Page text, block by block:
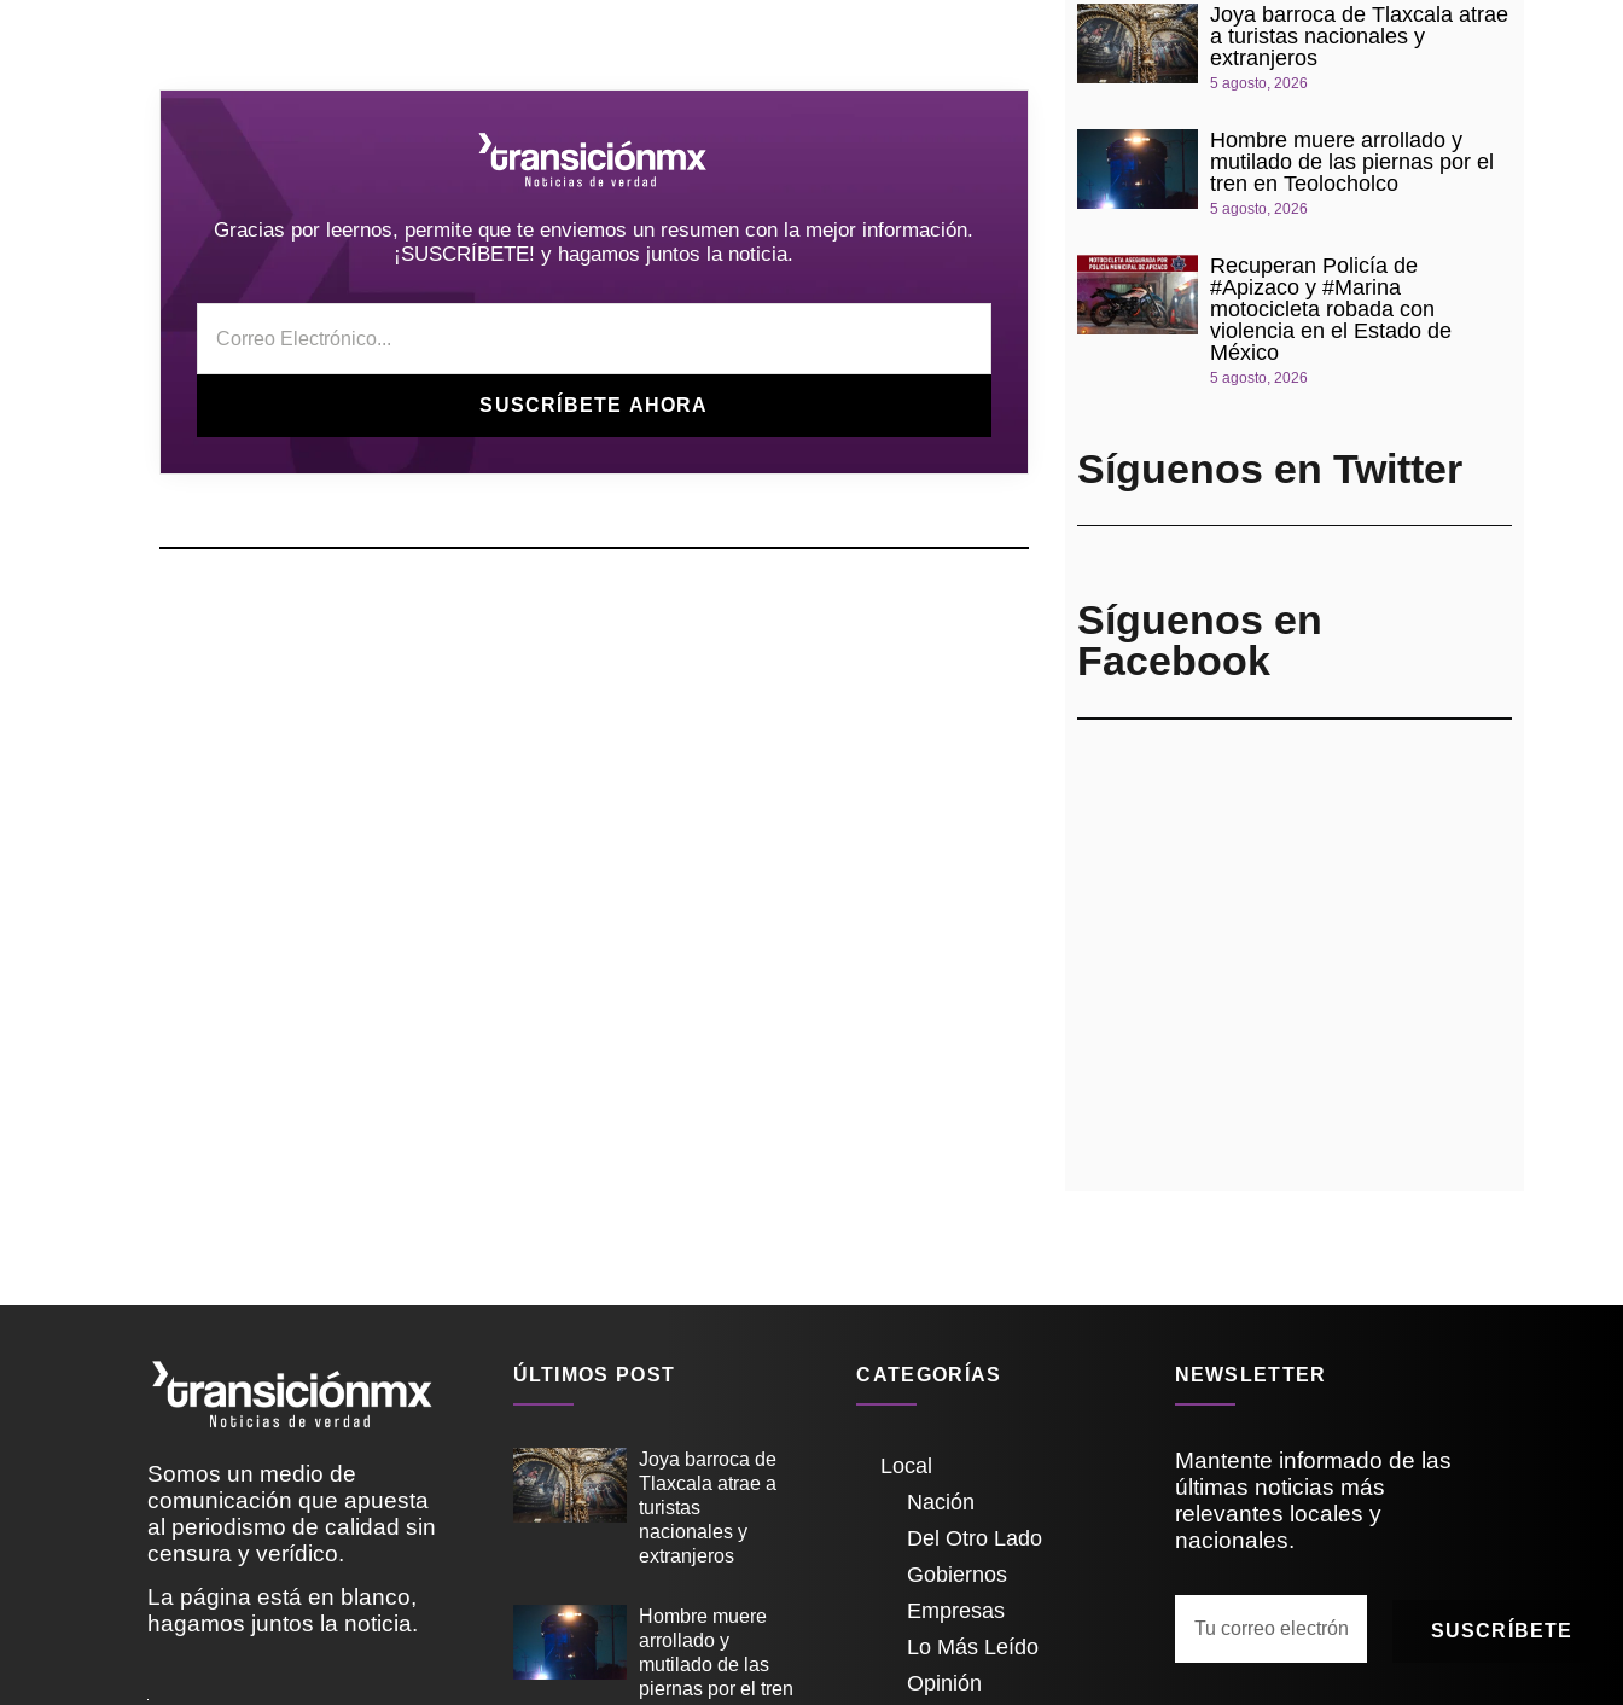
Gracias por leernos, permite que te enviemos un resumen con la mejor información.
¡SUSCRÍBETE! y hagamos juntos la noticia.
SUSCRÍBETE AHORA
Joya barroca de Tlaxcala atrae
a turistas nacionales y
extranjeros
5 agosto, 2026
Hombre muere arrollado y
mutilado de las piernas por el
tren en Teolocholco
5 agosto, 2026
Recuperan Policía de
#Apizaco y #Marina
motocicleta robada con
violencia en el Estado de
México
5 agosto, 2026
Síguenos en Twitter
Síguenos en
Facebook
Somos un medio de
comunicación que apuesta
al periodismo de calidad sin
censura y verídico.
La página está en blanco,
hagamos juntos la noticia.
ÚLTIMOS POST
Joya barroca de
Tlaxcala atrae a
turistas
nacionales y
extranjeros
Hombre muere
arrollado y
mutilado de las
piernas por el tren
CATEGORÍAS
Local
Nación
Del Otro Lado
Gobiernos
Empresas
Lo Más Leído
Opinión
NEWSLETTER
Mantente informado de las
últimas noticias más
relevantes locales y
nacionales.
SUSCRÍBETE